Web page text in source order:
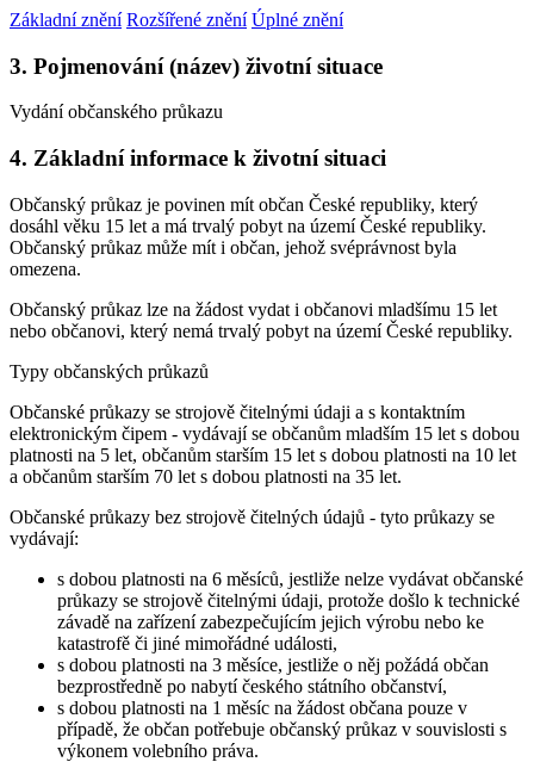
Základní znění Rozšířené znění Úplné znění
3. Pojmenování (název) životní situace
Vydání občanského průkazu
4. Základní informace k životní situaci
Občanský průkaz je povinen mít občan České republiky, který
dosáhl věku 15 let a má trvalý pobyt na území České republiky.
Občanský průkaz může mít i občan, jehož svéprávnost byla
omezena.
Občanský průkaz lze na žádost vydat i občanovi mladšímu 15 let
nebo občanovi, který nemá trvalý pobyt na území České republiky.
Typy občanských průkazů
Občanské průkazy se strojově čitelnými údaji a s kontaktním
elektronickým čipem - vydávají se občanům mladším 15 let s dobou
platnosti na 5 let, občanům starším 15 let s dobou platnosti na 10 let
a občanům starším 70 let s dobou platnosti na 35 let.
Občanské průkazy bez strojově čitelných údajů - tyto průkazy se
vydávají:
s dobou platnosti na 6 měsíců, jestliže nelze vydávat občanské
průkazy se strojově čitelnými údaji, protože došlo k technické
závadě na zařízení zabezpečujícím jejich výrobu nebo ke
katastrofě či jiné mimořádné události,
s dobou platnosti na 3 měsíce, jestliže o něj požádá občan
bezprostředně po nabytí českého státního občanství,
s dobou platnosti na 1 měsíc na žádost občana pouze v
případě, že občan potřebuje občanský průkaz v souvislosti s
výkonem volebního práva.